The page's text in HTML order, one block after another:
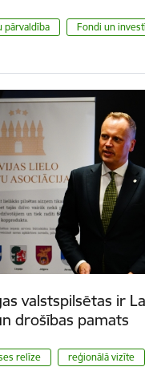
pārvaldība
Fondi un
valstspilsētas ir
drošības pamats
relīze reģionālā vizīte